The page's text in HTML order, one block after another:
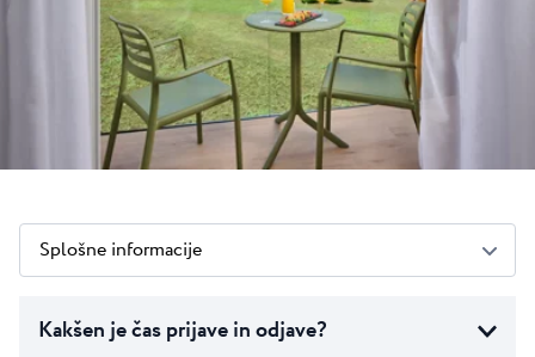
Plava Laguna Sport
Aktivne počitnice
Marine
Pepi Club
Splošne informacije
Kakšen je čas prijave in odjave?